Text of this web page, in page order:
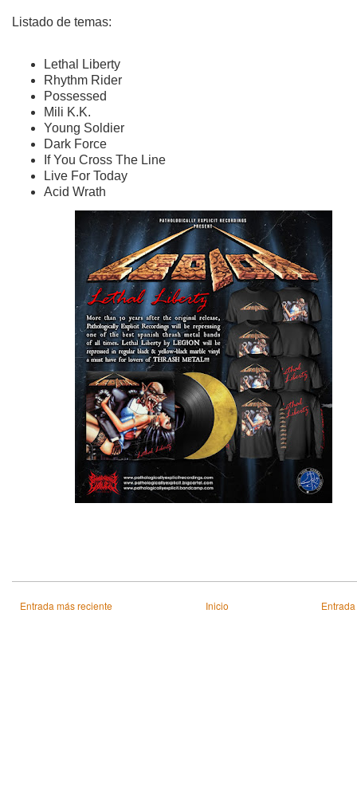
Listado de temas:
Lethal Liberty
Rhythm Rider
Possessed
Mili K.K.
Young Soldier
Dark Force
If You Cross The Line
Live For Today
Acid Wrath
Entrada más reciente Inicio